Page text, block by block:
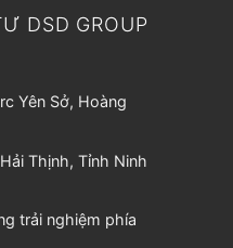
DSD GROUP
Yên Sở, Hoàng
Thịnh, Tỉnh Ninh
trải nghiệm phía